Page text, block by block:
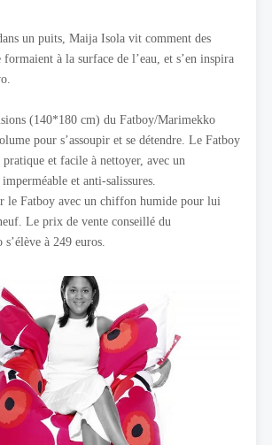
un puits, Maija Isola vit comment des
formaient à la surface de l’eau, et s’en inspira
(140*180 cm) du Fatboy/Marimekko
pour s’assoupir et se détendre. Le Fatboy
et facile à nettoyer, avec un
et anti-salissures.
le Fatboy avec un chiffon humide pour lui
Le prix de vente conseillé du
à 249 euros.